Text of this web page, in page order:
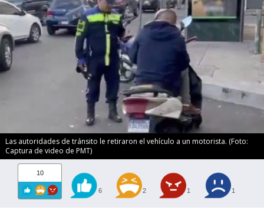
Las autoridades de tránsito le retiraron el vehículo a un motorista. (Foto:
Captura de video de PMT)
10
6 2 1 1